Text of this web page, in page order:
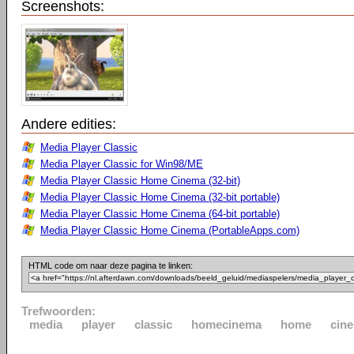
Screenshots:
Andere edities:
Media Player Classic
Media Player Classic for Win98/ME
Media Player Classic Home Cinema (32-bit)
Media Player Classic Home Cinema (32-bit portable)
Media Player Classic Home Cinema (64-bit portable)
Media Player Classic Home Cinema (PortableApps.com)
HTML code om naar deze pagina te linken:
Trefwoorden:
media
player classic homecinema home